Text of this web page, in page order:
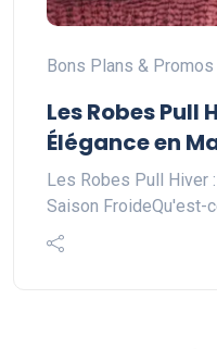
Bons Plans & Promos
Les Robes Pull
Élégance en
Les Robes Pull Hiver
Saison FroideQu'est-